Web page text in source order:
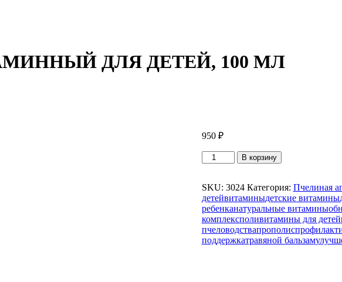
ДЛЯ ДЕТЕЙ, 100 МЛ
950 ₽
Количество
товара
ПОЛИВИТАМИННЫЙ
ДЛЯ
ДЕТЕЙ,
100
МЛ
В корзину
SKU: 3024 Категория: Пчелиная
детейвитаминыдетские витамины
ребенканатуральные витамины
комплексполивитамины для детей
пчеловодствапрополис
поддержкатравяной бальзам